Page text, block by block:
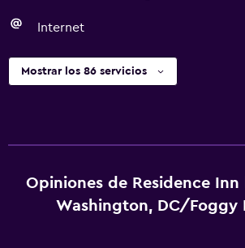
Internet
Mostrar los 86 servicios
Opiniones de Residence
Washington, DC/Foggy